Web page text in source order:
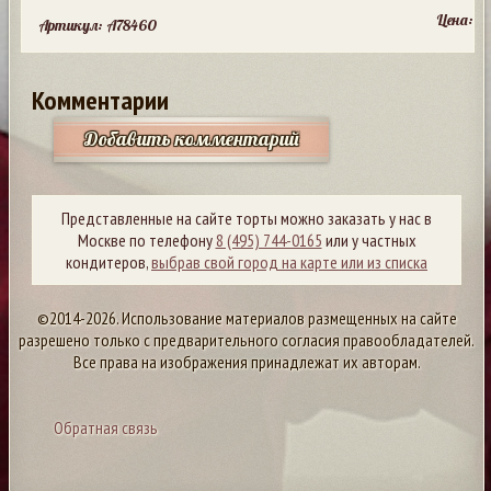
Артикул: A78460 Цена:
Комментарии
Добавить комментарий
Представленные на сайте торты можно заказать у нас в
Москве по телефону8 (495) 744-0165 или у частных
кондитеров,выбрав свой город на карте или из списка
©2014-2026. Использование материалов размещенных на сайте
разрешено только с предварительного согласия правообладателей.
Все права на изображения принадлежат их авторам.
Обратная связь